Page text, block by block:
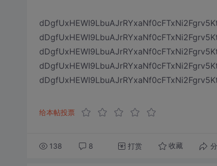
给本帖投票
138 8 打赏 收藏